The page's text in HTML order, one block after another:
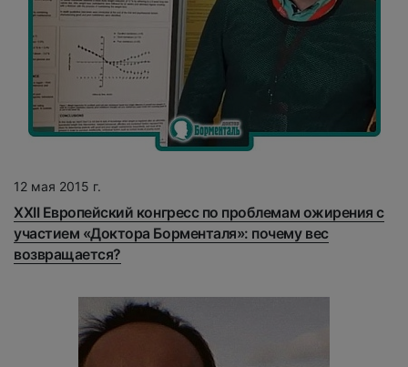
12 мая 2015 г.
XXII Европейский конгресс по проблемам ожирения с
участием «Доктора Борменталя»: почему вес
возвращается?